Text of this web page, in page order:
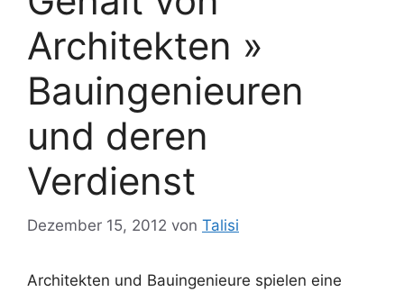
Architekten »
Bauingenieuren
und deren
Verdienst
Dezember 15, 2012 von Talisi
Architekten und Bauingenieure spielen eine